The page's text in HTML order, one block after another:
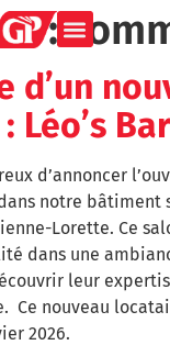
:
d’un
Léo’s
d’annoncer
notre bâtiment
Lorette. Ce
dans une
leur
Ce nouveau
2026.